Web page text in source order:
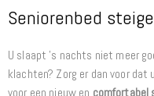
Seniorenbed
U slaapt ’s nachts niet meer
klachten? Zorg er dan voor
voor een nieuw en comfortabel